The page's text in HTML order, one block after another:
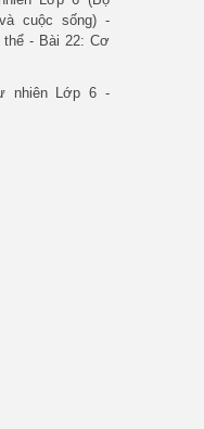
cuộc sống) -
- Bài 22: Cơ
nhiên Lớp 6 -